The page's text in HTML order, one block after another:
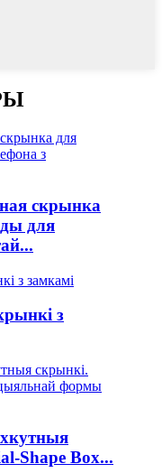
скрынка
для
з
Shape Box...